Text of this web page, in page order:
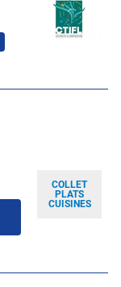
COLLET
PLATS
CUISINES